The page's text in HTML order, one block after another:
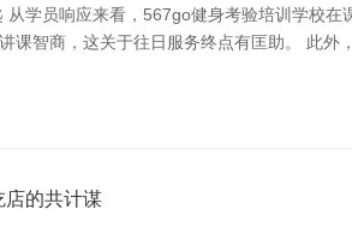
学员响应来看，567go健身考验培训学校
课智商，这关于往日服务终点有匡助。 此外
店的共计谋